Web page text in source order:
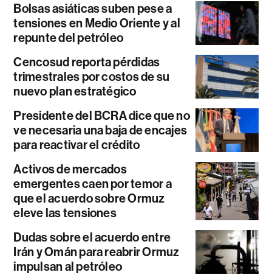
Bolsas asiáticas suben pese a
tensiones en Medio Oriente y al
repunte del petróleo
Cencosud reporta pérdidas
trimestrales por costos de su
nuevo plan estratégico
Presidente del BCRA dice que no
ve necesaria una baja de encajes
para reactivar el crédito
Activos de mercados
emergentes caen por temor a
que el acuerdo sobre Ormuz
eleve las tensiones
Dudas sobre el acuerdo entre
Irán y Omán para reabrir Ormuz
impulsan al petróleo